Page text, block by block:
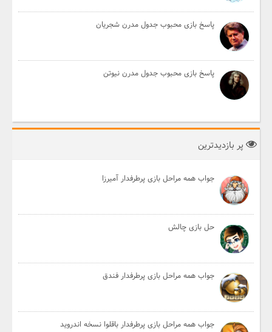
پاسخ بازی محبوب جدول مدرن شجریان
پاسخ بازی محبوب جدول مدرن نیوتن
پر بازدیدترین
جواب همه مراحل بازی پرطرفدار آمیرزا
حل بازی چالش
جواب همه مراحل بازی پرطرفدار فندق
جواب همه مراحل بازی پرطرفدار باقلوا نسخه اندروید